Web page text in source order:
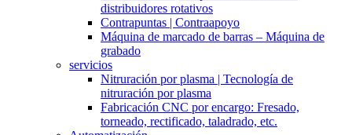
distribuidores rotativos
Contrapuntas | Contraapoyo
Máquina de marcado de barras – Máquina de
grabado
servicios
Nitruración por plasma | Tecnología de
nitruración por plasma
Fabricación CNC por encargo: Fresado,
torneado, rectificado, taladrado, etc.